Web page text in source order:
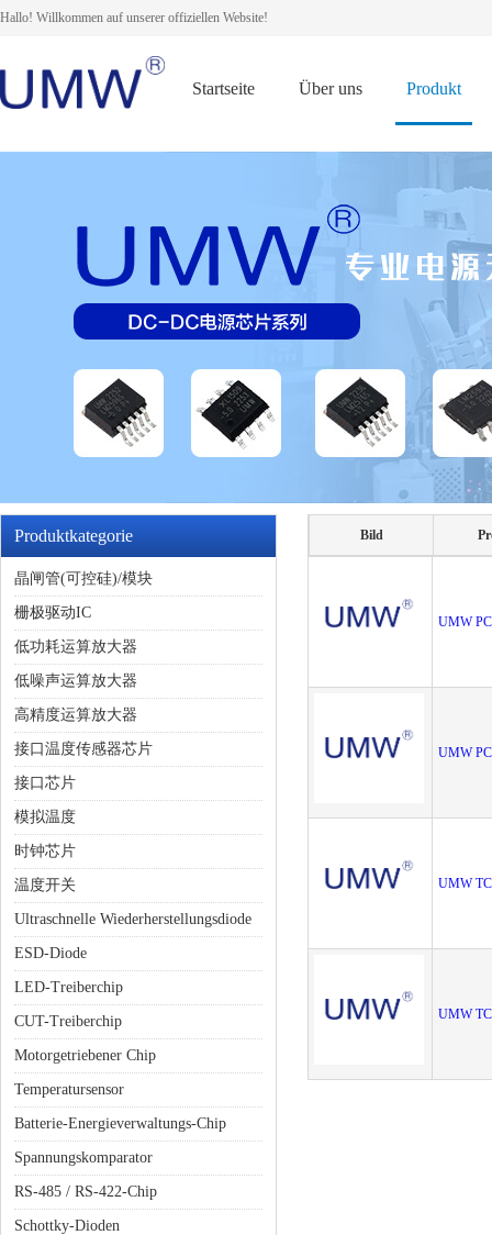
Hallo! Willkommen auf unserer offiziellen Website!
Startseite Über uns Produkt
Produktkategorie
晶闸管(可控硅)/模块
栅极驱动IC
低功耗运算放大器
低噪声运算放大器
高精度运算放大器
接口温度传感器芯片
接口芯片
模拟温度
时钟芯片
温度开关
Ultraschnelle Wiederherstellungsdiode
ESD-Diode
LED-Treiberchip
CUT-Treiberchip
Motorgetriebener Chip
Temperatursensor
Batterie-Energieverwaltungs-Chip
Spannungskomparator
RS-485 / RS-422-Chip
Schottky-Dioden
Bild
UMW
UMW
UMW
UMW